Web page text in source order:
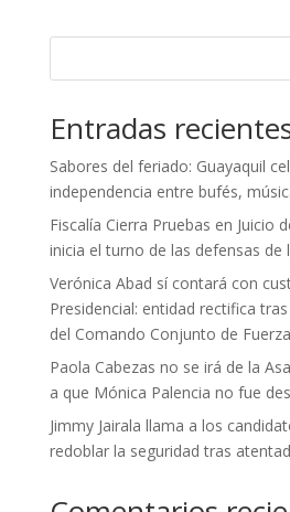
Entradas
Sabores del feriado: Guayaquil
independencia entre bufés,
Fiscalía Cierra Pruebas en Juicio
inicia el turno de las defensas de
Verónica Abad sí contará con
Presidencial: entidad rectifica
del Comando Conjunto de
Paola Cabezas no se irá de la
a que Mónica Palencia no fue
Jimmy Jairala llama a los
redoblar la seguridad tras